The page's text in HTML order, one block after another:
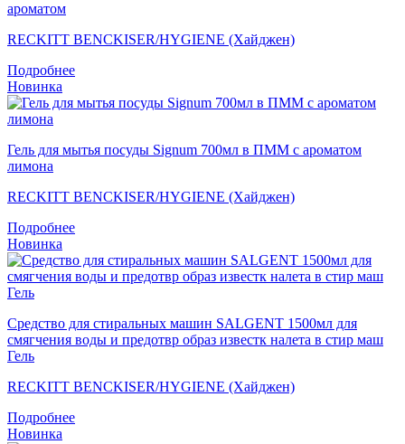
ароматом
RECKITT BENCKISER/HYGIENE (Хайджен)
Подробнее
Новинка
Гель для мытья посуды Signum 700мл в ПММ с ароматом
лимона
RECKITT BENCKISER/HYGIENE (Хайджен)
Подробнее
Новинка
Средство для стиральных машин SALGENT 1500мл для
смягчения воды и предотвр образ известк налета в стир маш
Гель
RECKITT BENCKISER/HYGIENE (Хайджен)
Подробнее
Новинка